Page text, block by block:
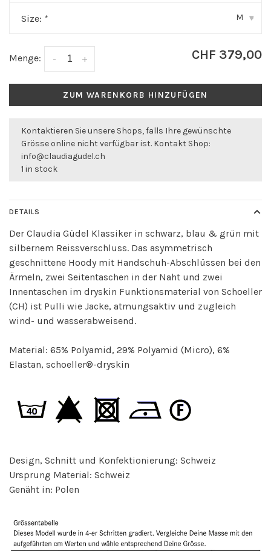
Size: * M ▾
Menge: +
- CHF 379,00
ZUM WARENKORB HINZUFÜGEN
Kontaktieren Sie unsere Shops, falls Ihre gewünschte
Grösse online nicht verfügbar ist. Kontakt Shop:
info@claudiagudel.ch
1 in stock
DETAILS
Der Claudia Güdel Klassiker in schwarz, blau & grün mit
silbernem Reissverschluss. Das asymmetrisch
geschnittene Hoody mit Handschuh-Abschlüssen bei den
Ärmeln, zwei Seitentaschen in der Naht und zwei
Innentaschen im dryskin Funktionsmaterial von Schoeller
(CH) ist Pulli wie Jacke, atmungsaktiv und zugleich
wind- und wasserabweisend.
Material: 65% Polyamid, 29% Polyamid (Micro), 6%
Elastan, schoeller®-dryskin
Design, Schnitt und Konfektionierung: Schweiz
Ursprung Material: Schweiz
Genäht in: Polen